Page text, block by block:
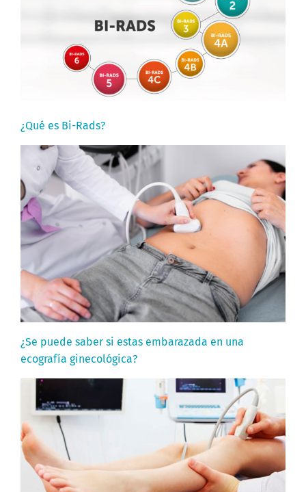
¿Qué es Bi-Rads?
¿Se puede saber si estas embarazada en una
ecografía ginecológica?